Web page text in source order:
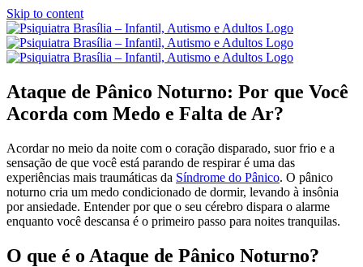
Skip to content
Ataque de Pânico Noturno: Por que Você
Acorda com Medo e Falta de Ar?
Acordar no meio da noite com o coração disparado, suor frio e a
sensação de que você está parando de respirar é uma das
experiências mais traumáticas da Síndrome do Pânico. O pânico
noturno cria um medo condicionado de dormir, levando à insônia
por ansiedade. Entender por que o seu cérebro dispara o alarme
enquanto você descansa é o primeiro passo para noites tranquilas.
O que é o Ataque de Pânico Noturno?